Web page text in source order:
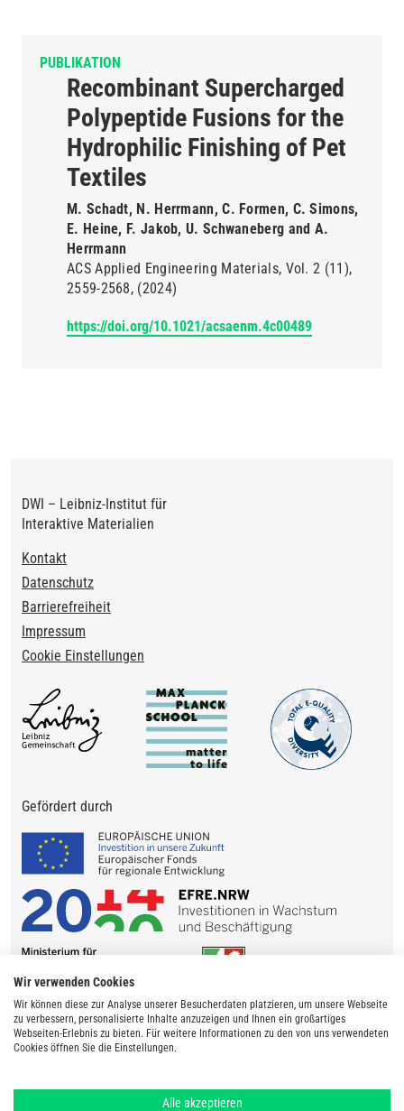
PUBLIKATION
Recombinant Supercharged
Polypeptide Fusions for the
Hydrophilic Finishing of Pet
Textiles
M. Schadt, N. Herrmann, C. Formen, C. Simons,
E. Heine, F. Jakob, U. Schwaneberg and A.
Herrmann
ACS Applied Engineering Materials Vol. 2 (11)
2559-2568 (2024)
https://doi.org/10.1021/acsaenm.4c00489
DWI – Leibniz-Institut für
Interaktive Materialien
Footer
Kontakt
Datenschutz
Barrierefreiheit
Impressum
Cookie Einstellungen
Gefördert durch
Wir verwenden Cookies
Wir können diese zur Analyse unserer Besucherdaten platzieren, um unsere Webseite
zu verbessern, personalisierte Inhalte anzuzeigen und Ihnen ein großartiges
Webseiten-Erlebnis zu bieten. Für weitere Informationen zu den von uns verwendeten
Cookies öffnen Sie die Einstellungen.
Alle akzeptieren